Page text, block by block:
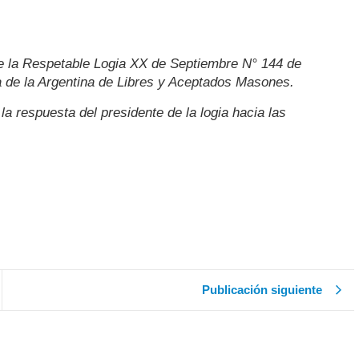
Respetable Logia XX de Septiembre N° 144 de
la Argentina de Libres y Aceptados Masones.
respuesta del presidente de la logia hacia las
Publicación siguiente